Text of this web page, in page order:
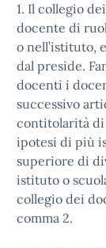
1. Il collegio
docente di
o nell’istituto,
dal preside.
docenti i
successivo
contitolarità di
ipotesi di più
superiore di
istituto o
collegio dei
comma 2.